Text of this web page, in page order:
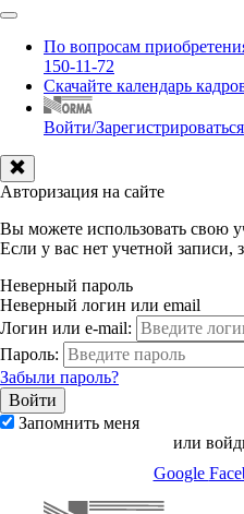
По вопросам
150-11-72
Скачайте календарь
Войти/Зарегистрироваться
Авторизация на сайте
Вы можете использовать свою
Если у вас нет учетной записи,
Неверный пароль
Неверный логин или email
Логин или e-mail:
Пароль:
Забыли пароль?
Запомнить меня
или
Google